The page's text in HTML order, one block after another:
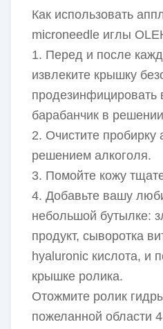
Как использовать
microneedle иглы
1. Перед и после
извлеките крышку
продезинфицировать
барабанчик в
2. Очистите пробирку
решением алкоголя.
3. Помойте кожу
4. Добавьте вашу
небольшой бутылке:
продукт, сыворотка
hyaluronic кислота, и
крышке ролика.
Отожмите ролик
пожеланной области